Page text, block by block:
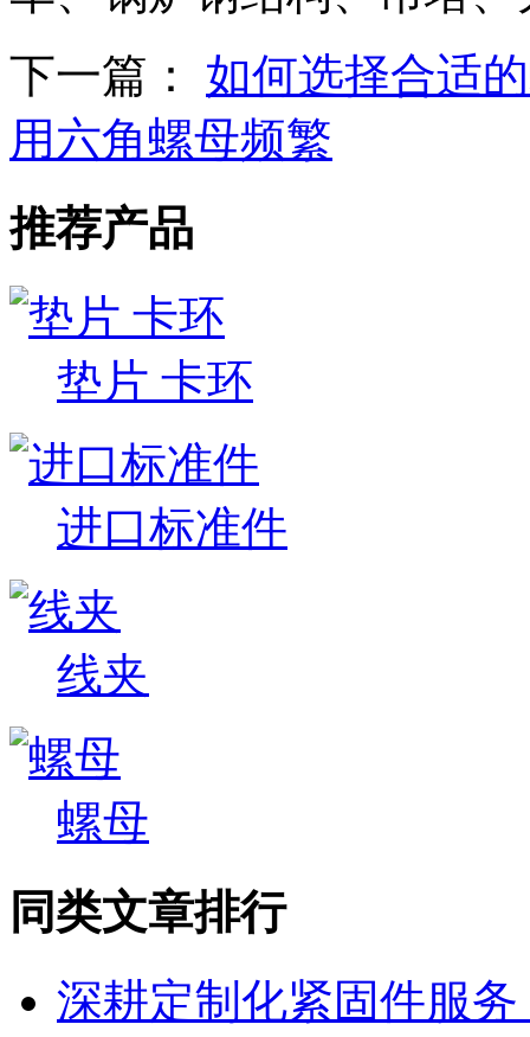
下一篇： 如何选择合适
用六角螺母频繁
推荐产品
垫片 卡环
进口标准件
线夹
螺母
同类文章排行
深耕定制化紧固件服